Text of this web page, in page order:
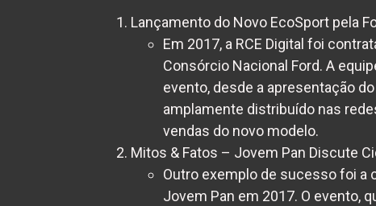
Lançamento do Novo EcoSport pela
Em 2017, a RCE Digital foi
Consórcio Nacional Ford. A
evento, desde a apresentação
amplamente distribuído nas
vendas do novo modelo.
Mitos & Fatos – Jovem Pan Discute
Outro exemplo de sucesso foi a
Jovem Pan em 2017. O evento,